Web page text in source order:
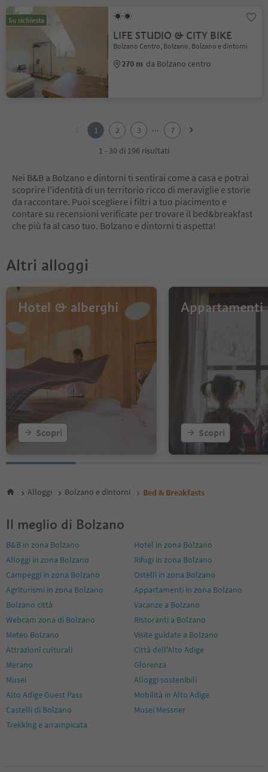
Su richiesta
LIFE STUDIO & CITY BIKE
Bolzano Centro, Bolzano, Bolzano e dintorni
270 m da Bolzano centro
1 2 3 ...
7
1 - 30 di 196 risultati
Nei B&B a Bolzano e dintorni ti sentirai come a casa e potrai
scoprire l'identità di un territorio ricco di meraviglie e storie
da raccontare. Puoi scegliere i filtri a tuo piacimento e
contare su recensioni verificate per trovare il bed&breakfast
che più fa al caso tuo. Bolzano e dintorni ti aspetta!
Altri alloggi
Hotel & alberghi
Scopri
Appartamenti
Scopri
Alloggi Bolzano e dintorni Bed & Breakfasts
Il meglio di Bolzano
B&B in zona Bolzano
Hotel in zona Bolzano
Alloggi in zona Bolzano
Rifugi in zona Bolzano
Campeggi in zona Bolzano
Ostelli in zona Bolzano
Agriturismi in zona Bolzano
Appartamenti in zona Bolzano
Bolzano città
Vacanze a Bolzano
Webcam zona di Bolzano
Ristoranti a Bolzano
Meteo Bolzano
Visite guidate a Bolzano
Attrazioni culturali
Città dell'Alto Adige
Merano
Glorenza
Musei
Alloggi sostenibili
Alto Adige Guest Pass
Mobilità in Alto Adige
Castelli di Bolzano
Musei Messner
Trekking e arrampicata